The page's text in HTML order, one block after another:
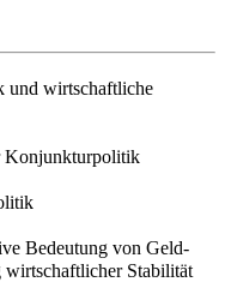
und wirtschaftliche
Konjunkturpolitik
Bedeutung von Geld-
Stabilität